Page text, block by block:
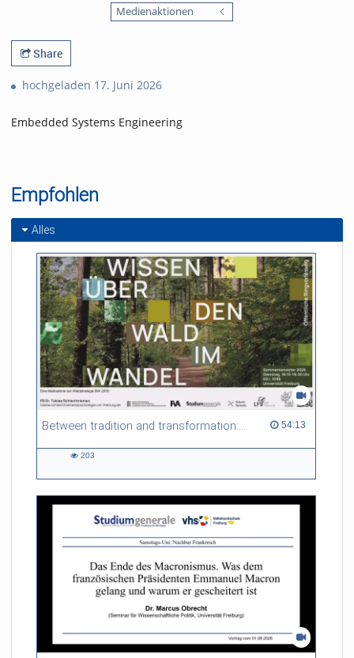
Medienaktionen
Share
hochgeladen 17. Juni 2026
Embedded Systems Engineering
Empfohlen
Alles
Between tradition and transformation: how owners, advisers and institutions co-create knowledge for resilient forests in Europe 54:13
54:13 duration
203